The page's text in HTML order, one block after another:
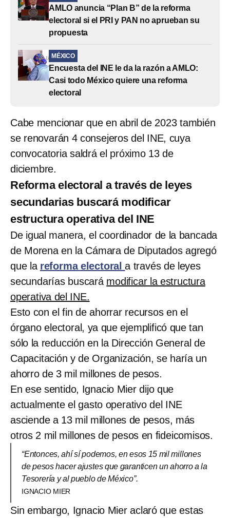
AMLO anuncia “Plan B” de la reforma
electoral si el PRI y PAN no aprueban su
propuesta
MÉXICO
Encuesta del INE le da la razón a AMLO:
Casi todo México quiere una reforma
electoral
Cabe mencionar que en abril de 2023 también
se renovarán 4 consejeros del INE, cuya
convocatoria saldrá el próximo 13 de
diciembre.
Reforma electoral a través de leyes
secundarias buscará modificar
estructura operativa del INE
De igual manera, el coordinador de la bancada
de Morena en la Cámara de Diputados agregó
que la reforma electoral a través de leyes
secundarías buscará modificar la estructura
operativa del INE.
Esto con el fin de ahorrar recursos en el
órgano electoral, ya que ejemplificó que tan
sólo la reducción en la Dirección General de
Capacitación y de Organización, se haría un
ahorro de 3 mil millones de pesos.
En ese sentido, Ignacio Mier dijo que
actualmente el gasto operativo del INE
asciende a 13 mil millones de pesos, más
otros 2 mil millones de pesos en fideicomisos.
“Entonces, ahí sí podemos, en esos 15 mil millones
de pesos hacer ajustes que garanticen un ahorro a la
Tesorería y al pueblo de México”.
IGNACIO MIER
Sin embargo, Ignacio Mier aclaró que estas